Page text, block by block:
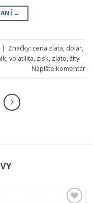
→
| Značky: cena zlata, dolár,
,volatilita, zisk, zlato,žltý
Napíšte komentár